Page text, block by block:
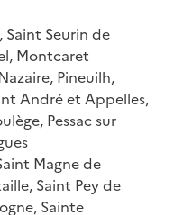
Seurin de
Montcaret
Pineuilh,
André et Appelles,
Pessac sur
Magne de
Saint Pey de
Sainte